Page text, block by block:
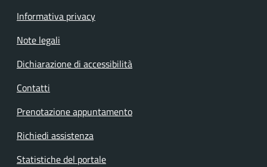
Informativa privacy
Note legali
Dichiarazione di accessibilità
Contatti
Prenotazione appuntamento
Richiedi assistenza
Statistiche del portale